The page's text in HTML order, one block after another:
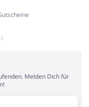
Melden Dich für